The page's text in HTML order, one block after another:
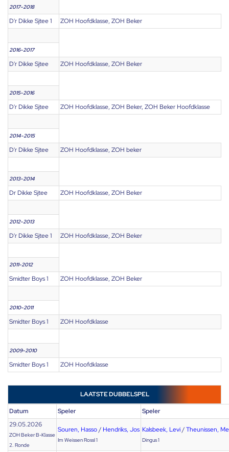
2017-2018
D'r Dikke Sjtee 1 ZOH Hoofdklasse, ZOH Beker
2016-2017
D'r Dikke Sjtee ZOH Hoofdklasse, ZOH Beker
2015-2016
D'r Dikke Sjtee ZOH Hoofdklasse, ZOH Beker, ZOH Beker Hoofdklasse
2014-2015
D'r Dikke Sjtee ZOH Hoofdklasse, ZOH beker
2013-2014
Dr Dikke Sjtee ZOH Hoofdklasse, ZOH Beker
2012-2013
D'r Dikke Sjtee 1 ZOH Hoofdklasse, ZOH Beker
2011-2012
Smidter Boys 1 ZOH Hoofdklasse, ZOH Beker
2010-2011
Smidter Boys 1 ZOH Hoofdklasse
2009-2010
Smidter Boys 1 ZOH Hoofdklasse
LAATSTE DUBBELSPEL
Datum Speler
Speler
29.05.2026
ZOH Beker B-Klasse
2. Ronde
Souren, Hasso/ Hendriks, Jos
Im Weissen Rossl 1
Kalsbeek, Levi/Theunissen,
Dingus 1